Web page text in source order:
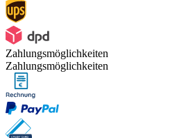
Zahlungsmöglichkeiten
Zahlungsmöglichkeiten